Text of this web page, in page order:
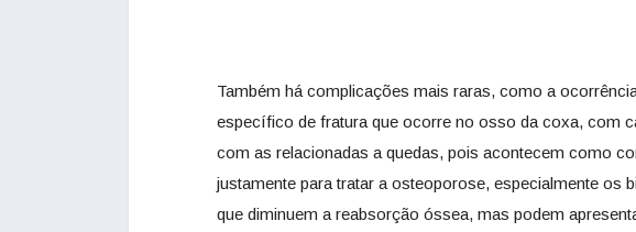
Também há complicações mais raras, como a
específico de fratura que ocorre no osso da coxa, com
com as relacionadas a quedas, pois acontecem como
justamente para tratar a osteoporose, especialmente os
que diminuem a reabsorção óssea, mas podem